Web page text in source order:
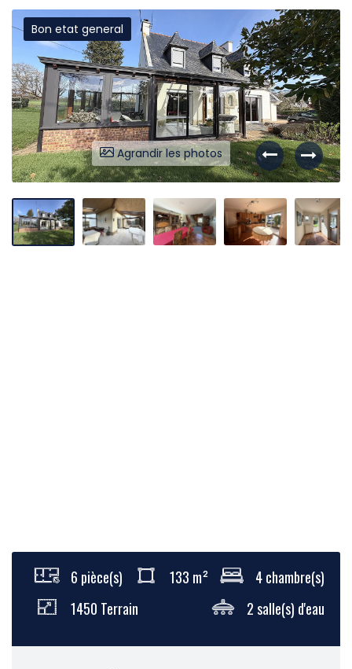
Liens utiles Partenaires Nos avis Nos outils
Agrandir les photos
Bon etat general
6 pièce(s) 133 m²
4 chambre(s)
1450 Terrain
2 salle(s) d'eau